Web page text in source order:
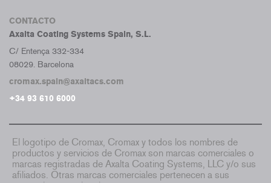
CONTACTO
Axalta Coating Systems Spain, S.L.
C/ Entença 332-334
08029. Barcelona
cromax.spain@axaltacs.com
+34 93 610 6000
El logotipo de Cromax, Cromax y todos los nombres de
productos y servicios de Cromax son marcas comerciales o
marcas registradas de Axalta Coating Systems, LLC y/o sus
afiliados. Otras marcas comerciales pertenecen a sus